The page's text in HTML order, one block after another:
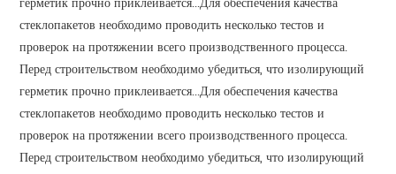
стеклопакетов необходимо проводить несколько тестов и
проверок на протяжении всего производственного процесса.
Перед строительством необходимо убедиться, что изолирующий
герметик прочно приклеивается...Для обеспечения качества
стеклопакетов необходимо проводить несколько тестов и
проверок на протяжении всего производственного процесса.
Перед строительством необходимо убедиться, что изолирующий